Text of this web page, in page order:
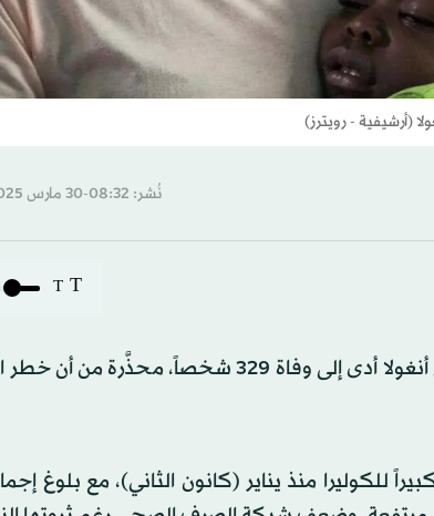
(أرشيفية - رويترز)
نُشر: 08:32-30 مارس 2025 م ـ 01 شوّال 1446 هـ
T
T
أعلنت منظمة الصحة العالمية أن تفشي وباء الكوليرا في أنغولا أدى إلى